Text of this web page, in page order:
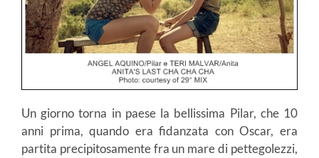
Un giorno torna in paese la bellissima Pilar, che 10
anni prima, quando era fidanzata con Oscar, era
partita precipitosamente fra un mare di pettegolezzi,